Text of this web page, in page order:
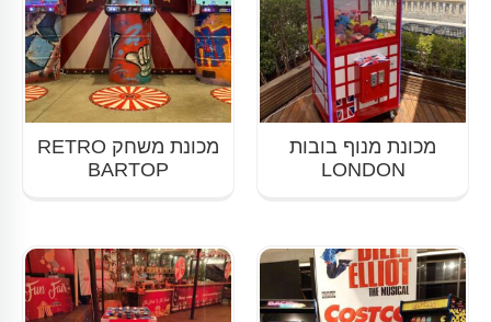
מכונת מנוף בובות
LONDON
מכונת משחק RETRO
BARTOP